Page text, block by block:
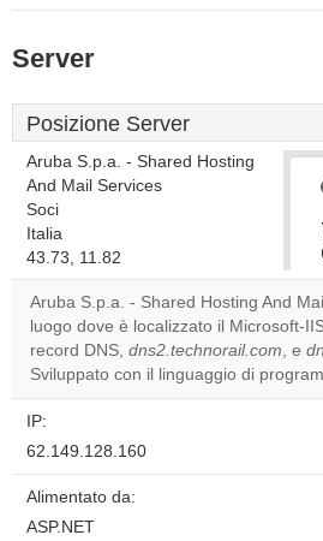
Server
Posizione Server
Aruba S.p.a. - Shared Hosting
And Mail Services
Soci
Italia
43.73, 11.82
Aruba S.p.a. - Shared Hosting And
luogo dove è localizzato il Microsoft-
record DNS, dns2.technorail.com, e
Sviluppato con il linguaggio di
IP:
62.149.128.160
Alimentato da:
ASP.NET